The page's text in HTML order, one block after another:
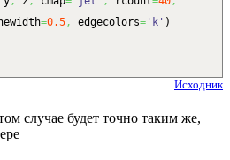
=0.5, edgecolors= 'k' )
Исходник
случае будет точно таким же,